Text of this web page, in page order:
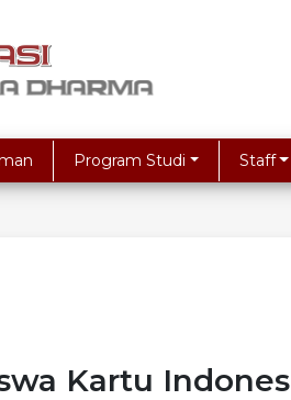
Program Studi Staff
Kartu